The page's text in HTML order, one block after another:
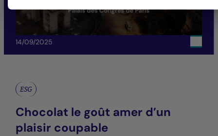
14/09/2025
ESG
Chocolat le goût amer d’un
plaisir coupable